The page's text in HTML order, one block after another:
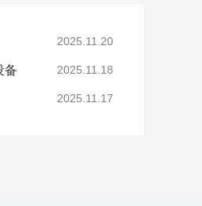
2025.11.20
备 2025.11.18
2025.11.17